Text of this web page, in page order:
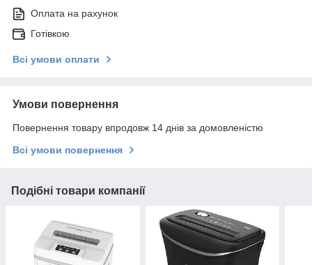
Оплата на рахунок
Готівкою
Всі умови оплати
Умови повернення
Повернення товару впродовж 14 днів за домовленістю
Всі умови повернення
Подібні товари компанії